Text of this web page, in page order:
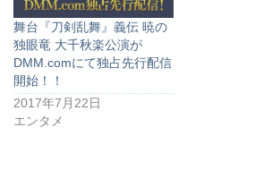
舞台『刀剣乱舞』義伝 暁の
独眼竜 大千秋楽公演が
DMM.comにて独占先行配信
開始！！
2017年7月22日
エンタメ